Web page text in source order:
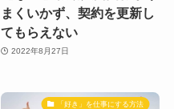
まくいかず、契約を更新し
てもらえない
2022年8月27日
「好き」を仕事にする方法